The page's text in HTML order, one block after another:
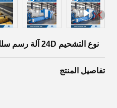
نوع التشحيم 24D آلة رسم سلك متعددة مع التحكم في PLC
تفاصيل المنتج